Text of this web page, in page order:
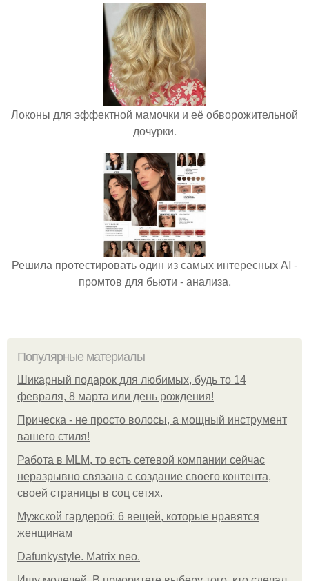
Локоны для эффектной мамочки и её обворожительной
дочурки.
Решила протестировать один из самых интересных AI -
промтов для бьюти - анализа.
Популярные материалы
Шикарный подарок для любимых, будь то 14
февраля, 8 марта или день рождения!
Прическа - не просто волосы, а мощный инструмент
вашего стиля!
Работа в MLM, то есть сетевой компании сейчас
неразрывно связана с создание своего контента,
своей страницы в соц сетях.
Мужской гардероб: 6 вещей, которые нравятся
женщинам
Dafunkystyle. Matrix neo.